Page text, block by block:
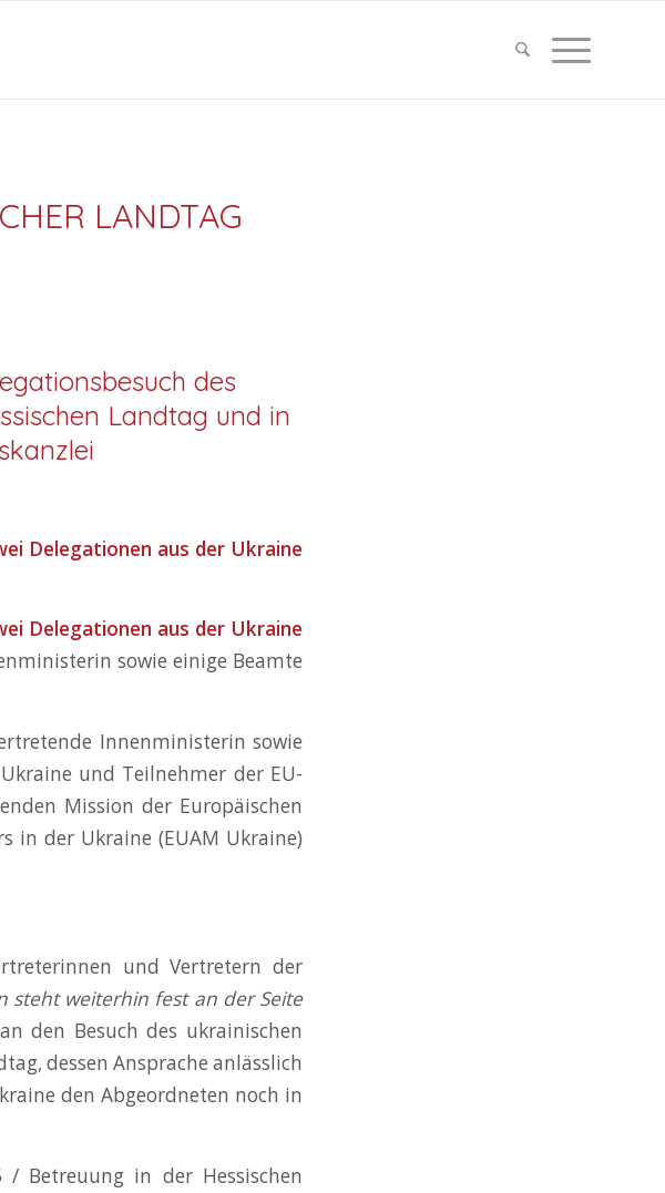
LANDTAG
des
Landtag und in
Delegationen aus der Ukraine
Delegationen aus der Ukraine
sowie einige Beamte
Innenministerin sowie
und Teilnehmer der EU-
Mission der Europäischen
in der Ukraine (EUAM Ukraine)
und Vertretern der
steht weiterhin fest an der Seite
den Besuch des ukrainischen
dessen Ansprache anlässlich
den Abgeordneten noch in
Betreuung in der Hessischen